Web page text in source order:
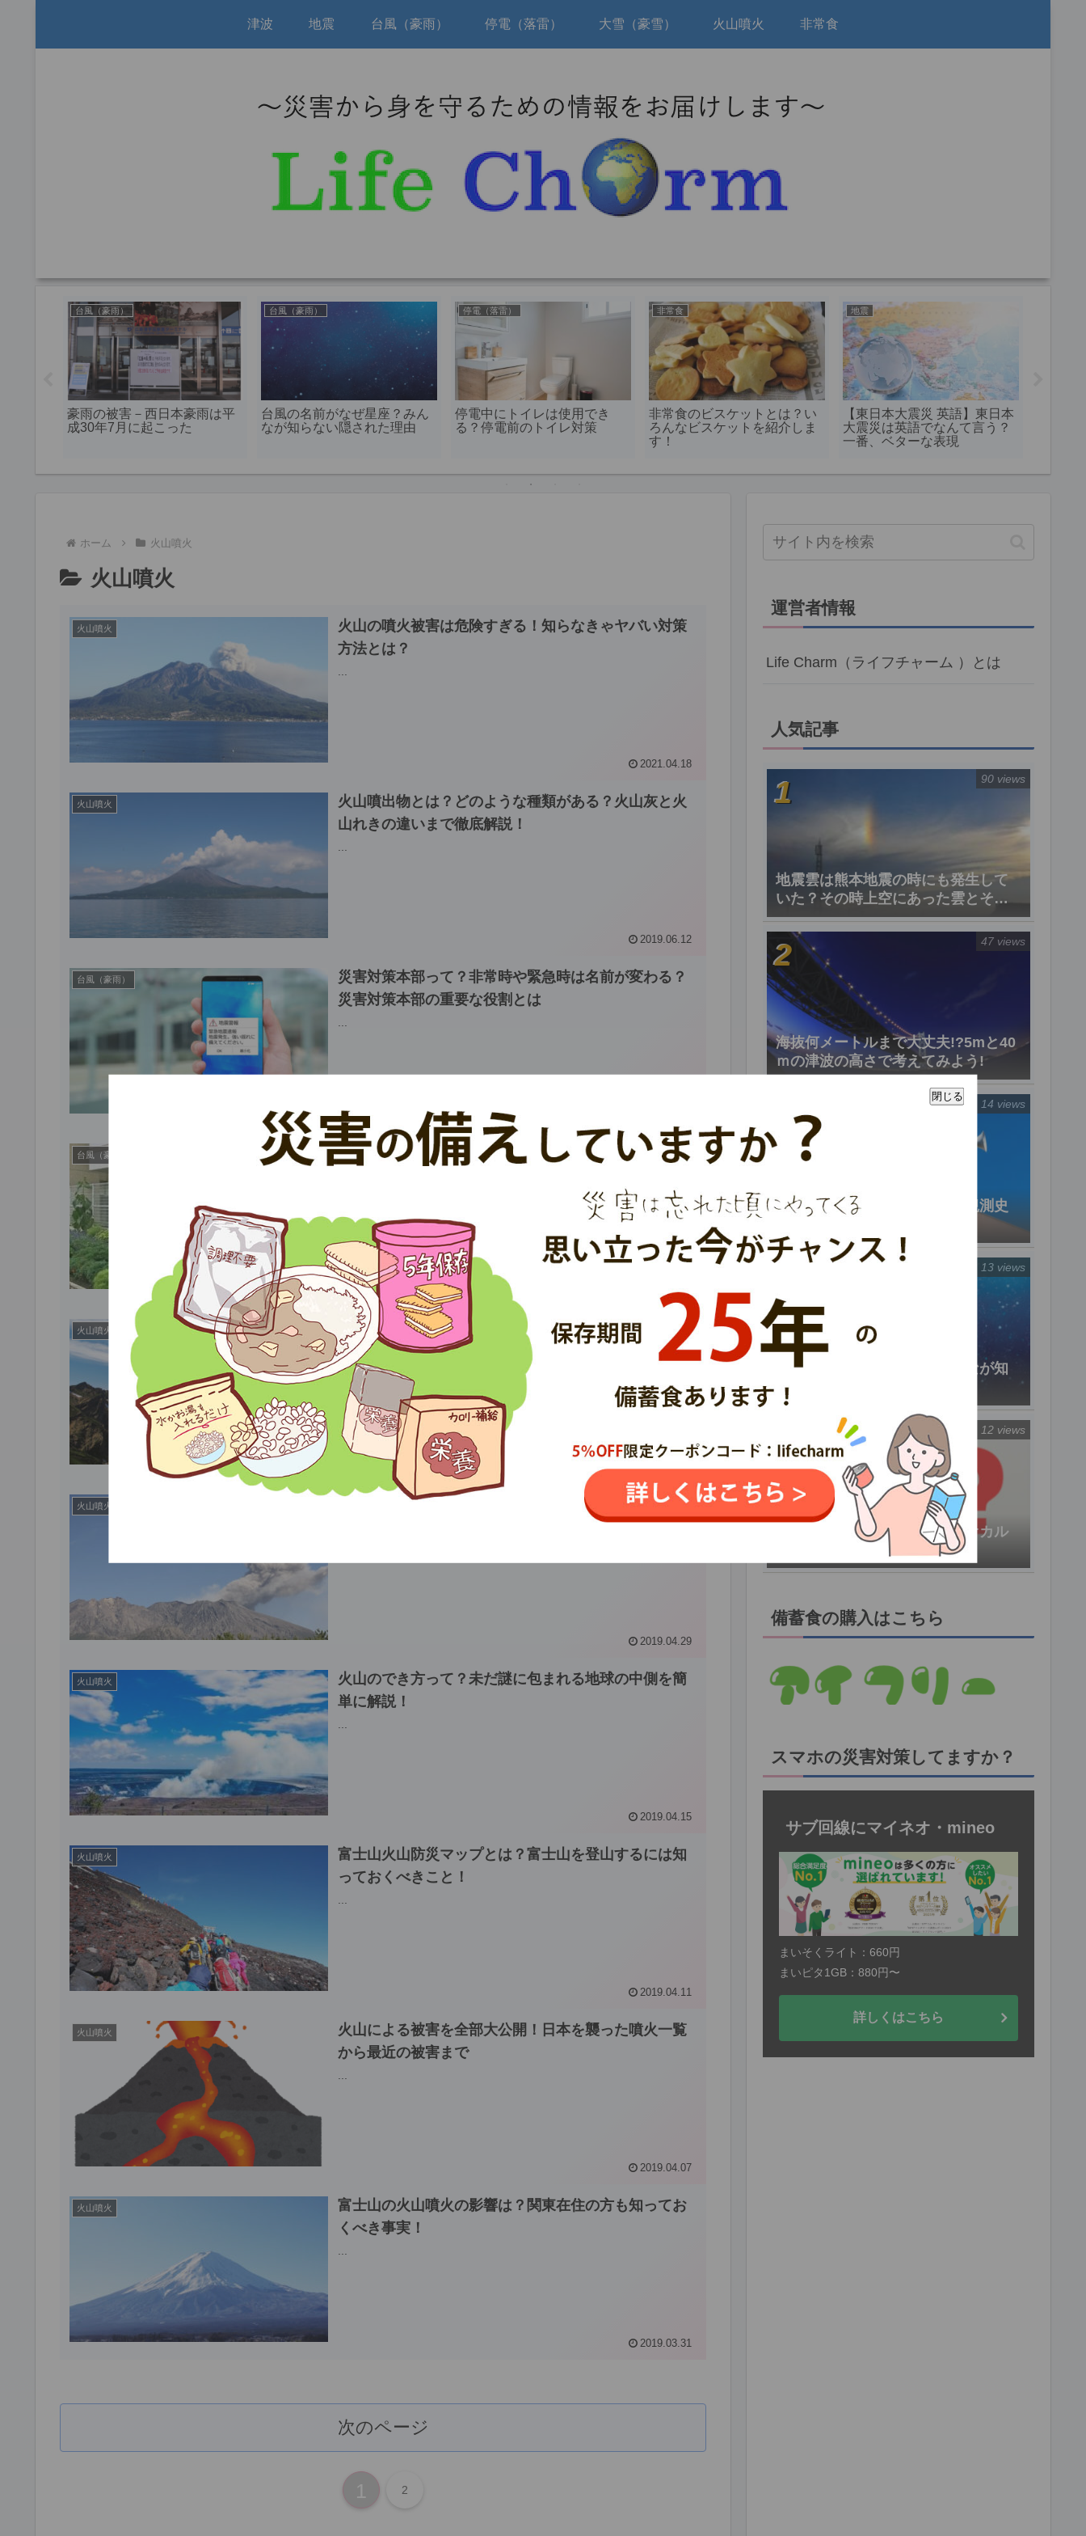
津波 地震 台風（豪雨） 停電（落雷） 大雪（豪雪） 火山噴火 非常食
台風（豪雨）
豪雨の被害－西日本豪雨は平
成30年7月に起こった
台風（豪雨）
台風の名前がなぜ星座？みん
なが知らない隠された理由
停電（落雷）
停電中にトイレは使用でき
る？停電前のトイレ対策
非常食
非常食のビスケットとは？い
ろんなビスケットを紹介しま
す！
地震
【東日本大震災 英語】東日本
大震災は英語でなんて言う？
一番、ベターな表現
ホーム 火山噴火
火山噴火
火山噴火
火山の噴火被害は危険すぎる！知らなきゃヤバい対策
方法とは？
2021.04.18
火山噴火
火山噴出物とは？どのような種類がある？火山灰と火
山れきの違いまで徹底解説！
2019.06.12
台風（豪雨）
災害対策本部って？非常時や緊急時は名前が変わる？
災害対策本部の重要な役割とは
台風（豪雨）
避難指示と避難勧告の違いって？区別できずにたくさ
2019.05.25
火山噴火
火山が噴火する仕組みって何？動画や実験でどこより
も分かりやすく解説！
...
2019.05.11
火山噴火
噴火警戒レベルとは？レベル5が上限で最も危険！今す
2019.04.29
火山噴火
火山のでき方って？未だ謎に包まれる地球の中側を簡
単に解説！
2019.04.15
火山噴火
富士山火山防災マップとは？富士山を登山するには知
っておくべきこと！
2019.04.11
火山噴火
火山による被害を全部大公開！日本を襲った噴火一覧
から最近の被害まで
2019.04.07
火山噴火
富士山の火山噴火の影響は？関東在住の方も知ってお
くべき事実！
2019.03.31
次のページ
1 2
運営者情報
Life Charm（ライフチャーム ）とは
人気記事
地震雲は熊本地震の時にも発生して
いた？その時上空にあった雲とその
真実
90 views
海抜何メートルまで大丈夫!?5mと40
ｍの津波の高さで考えてみよう!
47 views
津波の高さランキング！歴史観測史
14 views
台風の名前がなぜ星座？みんなが知
らない隠された理由
13 views
地震の前兆に異臭がするのはオカル
トの世界ではなかった!?
12 views
備蓄食の購入はこちら
スマホの災害対策してますか？
サブ回線にマイネオ・mineo
まいそくライト：660円
まいピタ1GB：880円〜
詳しくはこちら
閉じる